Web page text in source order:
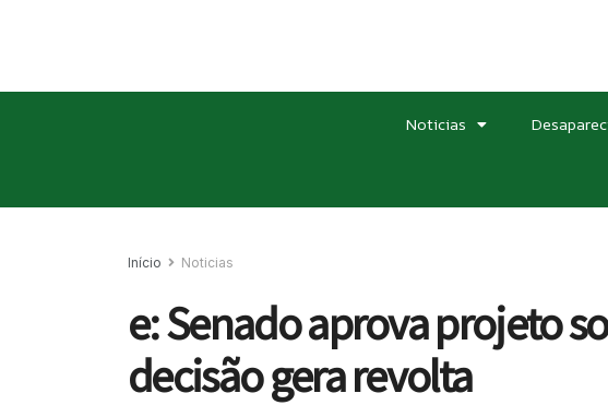
Noticias
Início Noticias
e: Senado aprova projeto
decisão gera revolta